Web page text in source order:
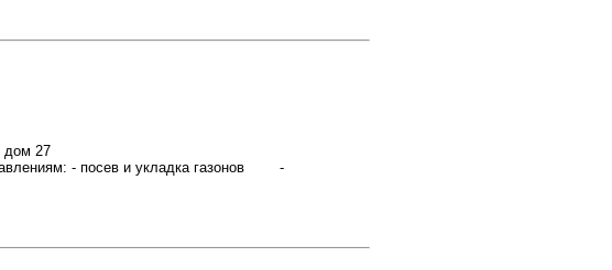
дом 27
- посев и укладка газонов -